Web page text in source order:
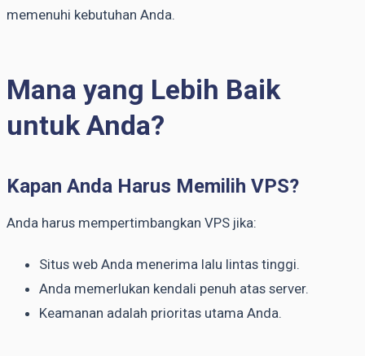
memenuhi kebutuhan Anda.
Mana yang Lebih Baik
untuk Anda?
Kapan Anda Harus Memilih VPS?
Anda harus mempertimbangkan VPS jika:
Situs web Anda menerima lalu lintas tinggi.
Anda memerlukan kendali penuh atas server.
Keamanan adalah prioritas utama Anda.